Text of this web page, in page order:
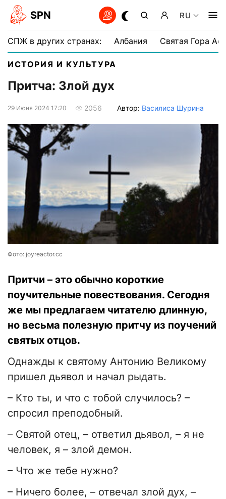
SPN RU
СПЖ в других странах: Албания Святая Гора
ИСТОРИЯ И КУЛЬТУРА
Притча: Злой дух
29 Июня 2024 17:20 2056 Автор: Василиса Шурина
Фото: joyreactor.cc
Притчи – это обычно короткие
поучительные повествования. Сегодня
же мы предлагаем читателю длинную,
но весьма полезную притчу из поучений
святых отцов.
Однажды к святому Антонию Великому
пришел дьявол и начал рыдать.
– Кто ты, и что с тобой случилось? –
спросил преподобный.
– Святой отец, – ответил дьявол, – я не
человек, я – злой демон.
– Что же тебе нужно?
– Ничего более, – отвечал злой дух, –